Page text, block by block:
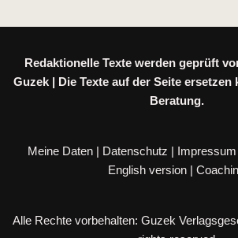
Redaktionelle Texte werden geprüft
Guzek | Die Texte auf der Seite ersetzen
Beratung.
Meine Daten | Datenschutz | Impressum
English version |
Alle Rechte vorbehalten: Guzek